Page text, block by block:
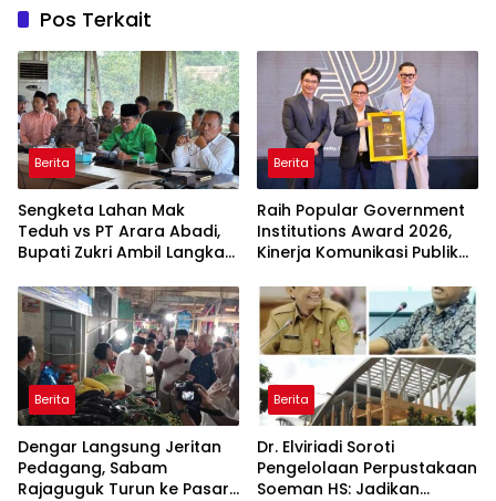
Pos Terkait
Berita
Sengketa Lahan Mak
Teduh vs PT Arara Abadi,
Bupati Zukri Ambil Langkah
Berita
Raih Popular Government
Institutions Award 2026,
Kinerja Komunikasi Publik
Kembali Diakui
Berita
Dengar Langsung Jeritan
Pedagang, Sabam
Rajaguguk Turun ke Pasar
Berita
Dr. Elviriadi Soroti
Pengelolaan Perpustakaan
Soeman HS: Jadikan